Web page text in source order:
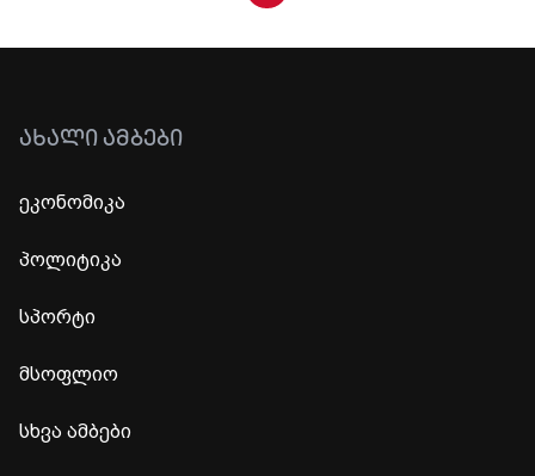
ᲐᲮᲐᲚᲘ ᲐᲛᲑᲔᲑᲘ
ეკონომიკა
პოლიტიკა
სპორტი
მსოფლიო
სხვა ამბები